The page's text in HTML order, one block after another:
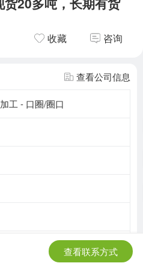
收藏 咨询
查看公司信息
工 - 口圈/圈口
查看联系方式